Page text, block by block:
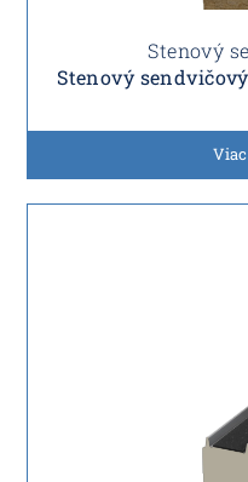
Stenový
Stenový